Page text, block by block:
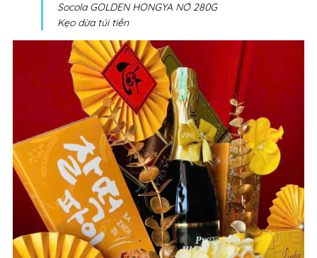
Socola GOLDEN HONGYA NƠ 280G
Kẹo dừa túi tiền